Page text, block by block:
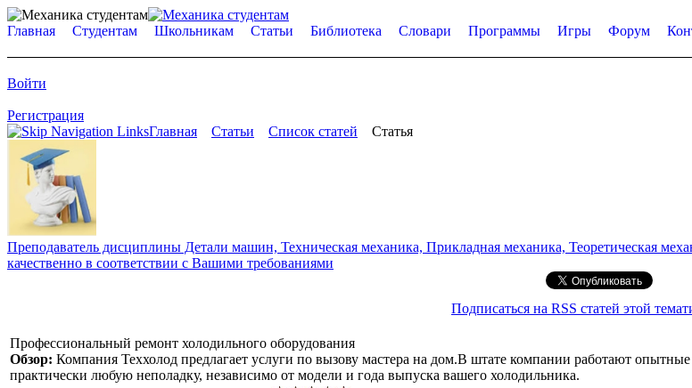
Главная Студентам Школьникам Статьи Библиотека Словари Программы Игры Форум
Войти
Регистрация
Главная
Статьи Список статей Статья
Преподаватель дисциплины Детали машин, Техническая механика, Прикладная механика, Теоретическая
качественно в соответствии с Вашими требованиями
Подписаться на RSS статей этой
Профессиональный ремонт холодильного оборудования
Обзор: Компания Теххолод предлагает услуги по вызову мастера на дом.В штате компании работают
практически любую неполадку, независимо от модели и года выпуска вашего холодильника.